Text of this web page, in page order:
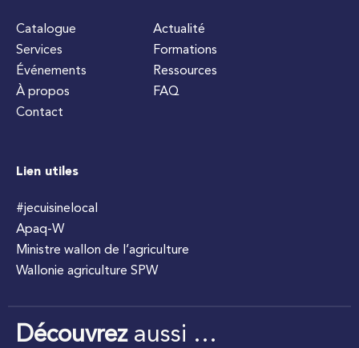
Catalogue
Services
Événements
À propos
Contact
Actualité
Formations
Ressources
FAQ
Lien utiles
#jecuisinelocal
Apaq-W
Ministre wallon de l’agriculture
Wallonie agriculture SPW
Découvrezaussi …